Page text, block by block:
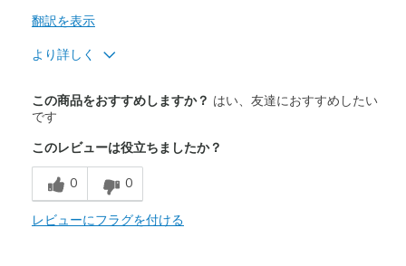
翻訳を表示
より詳しく
Attractive Design
Breathe Well
Comfortable
Durable
この商品をおすすめしますか？ はい、友達におすすめしたい
です
このレビューは役立ちましたか？
0 0
レビューにフラグを付ける